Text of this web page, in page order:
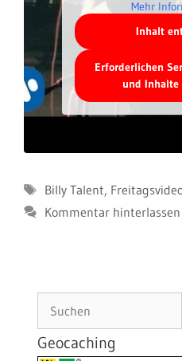
Mehr
Inhalt
Erforderlichen
und Inhalte
Schlagwörter
Billy Talent,
Kommentar hinterlassen
Suchen
Geocaching